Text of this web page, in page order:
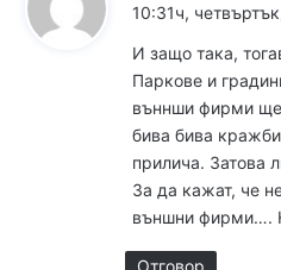
а
:
10:31ч,
И защо така,
Паркове и
въннши фирми ще
бива бива
прилича. Затова
За да кажат, че
външни
Отговор